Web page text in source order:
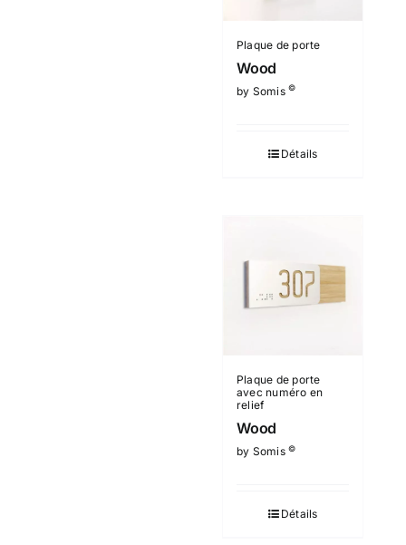
Plaque de porte
Wood
by Somis©
Détails
Plaque de porte
avec numéro en
relief
Wood
by Somis©
Détails